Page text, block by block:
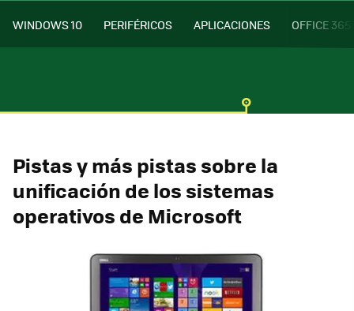
WINDOWS 10 PERIFÉRICOS APLICACIONES OFFICE 365
Pistas y más pistas sobre la
unificación de los sistemas
operativos de Microsoft